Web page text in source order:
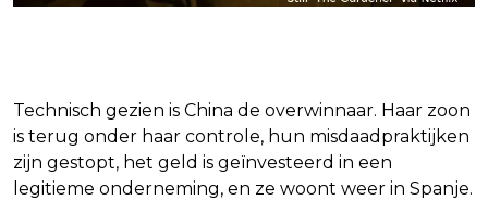
Technisch gezien is China de overwinnaar. Haar zoon
is terug onder haar controle, hun misdaadpraktijken
zijn gestopt, het geld is geïnvesteerd in een
legitieme onderneming, en ze woont weer in Spanje.